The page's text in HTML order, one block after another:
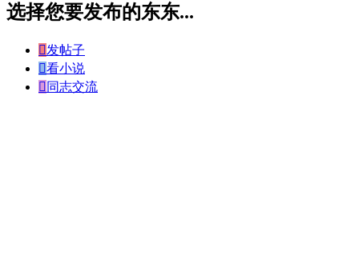
选择您要发布的东东...
发帖子
看小说
 同志交流